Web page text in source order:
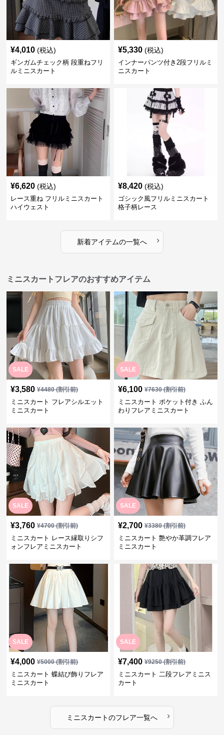
¥4,010 (税込)
ギンガムチェック柄 段重ねフリ
ルミニスカート
¥5,330 (税込)
インナーパンツ付き2段フリルミ
ニスカート
¥6,620 (税込)
レース重ね フリルミニスカート
ハイウェスト
¥8,420 (税込)
ゴシック風フリルミニスカート
格子柄レース
新着アイテムの一覧へ ›
ミニスカートフレアのおすすめアイテム
SALE
¥3,580 ¥4480(割引前)
ミニスカート フレアシルエット
ミニスカート
SALE
¥6,100 ¥7630(割引前)
ミニスカート ポケット付き ふん
わりフレアミニスカート
SALE
¥3,760 ¥4700(割引前)
ミニスカート レース縁取りシフ
ォンフレアミニスカート
SALE
¥2,700 ¥3380(割引前)
ミニスカート 艶やか革調フレア
ミニスカート
SALE
¥4,000 ¥5000(割引前)
ミニスカート 蝶結び飾りフレア
ミニスカート
SALE
¥7,400 ¥9250(割引前)
ミニスカート 二段フレアミニス
カート
ミニスカートのフレア一覧へ ›